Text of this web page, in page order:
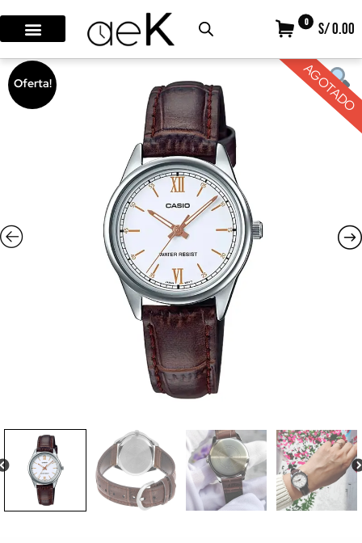
0 S/ 0.00
Oferta! AGOTADO